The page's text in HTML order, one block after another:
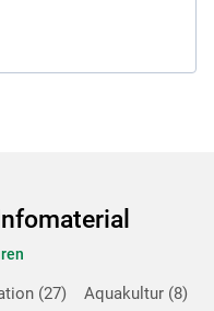
27 Aquakultur 8